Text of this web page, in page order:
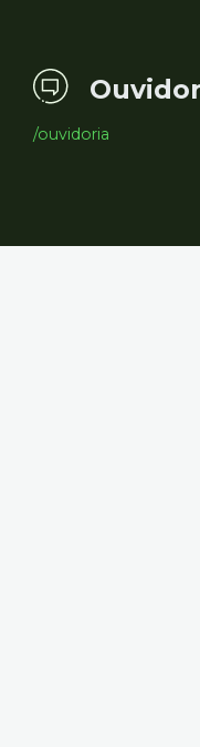
/ouvidoria